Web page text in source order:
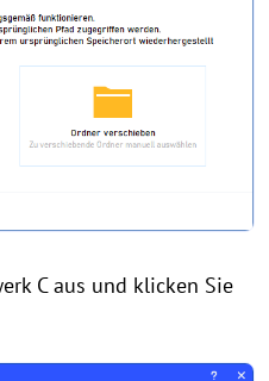
C aus und klicken Sie